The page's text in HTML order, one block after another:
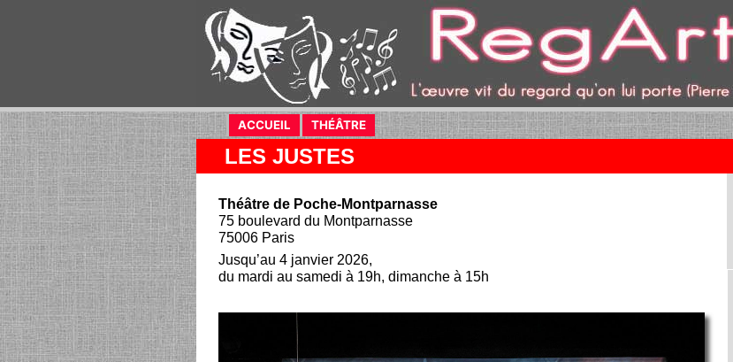
ACCUEIL (current)
THÉÂTRE (current)
LES JUSTES
Théâtre de Poche-Montparnasse
75 boulevard du Montparnasse
75006 Paris
Jusqu’au 4 janvier 2026,
du mardi au samedi à 19h, dimanche à 15h